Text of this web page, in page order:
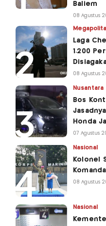
Baliem
08 Agustus
Laga
1.200
08 Agustus
Nusantara
Bos
Honda
07 Agustus
Nasional
Kolonel
08 Agustus
Nasional